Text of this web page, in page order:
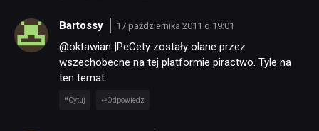
PUBLICYSTYKA
KULTURA
Bartossy 17 października 2011 o 19:01
@oktawian |PeCety zostały olane przez
wszechobecne na tej platformie piractwo. Tyle na
ten temat.
Cytuj Odpowiedz